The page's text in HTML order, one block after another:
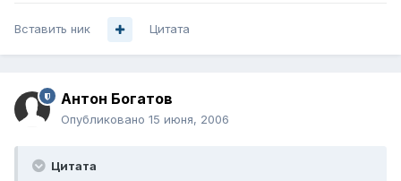
Вставить ник Цитата
Антон Богатов
Опубликовано 15 июня, 2006
Цитата